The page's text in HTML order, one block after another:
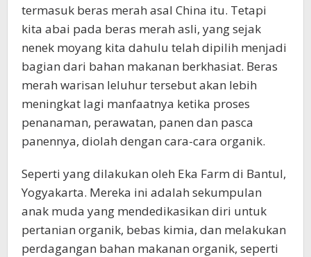
termasuk beras merah asal China itu. Tetapi
kita abai pada beras merah asli, yang sejak
nenek moyang kita dahulu telah dipilih menjadi
bagian dari bahan makanan berkhasiat. Beras
merah warisan leluhur tersebut akan lebih
meningkat lagi manfaatnya ketika proses
penanaman, perawatan, panen dan pasca
panennya, diolah dengan cara-cara organik.
Seperti yang dilakukan oleh Eka Farm di Bantul,
Yogyakarta. Mereka ini adalah sekumpulan
anak muda yang mendedikasikan diri untuk
pertanian organik, bebas kimia, dan melakukan
perdagangan bahan makanan organik, seperti